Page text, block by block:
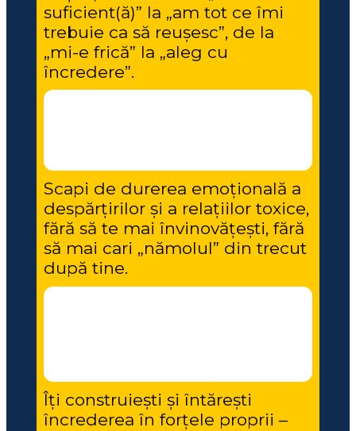
suficient(ă)” la „am tot ce îmi
trebuie ca să reușesc”, de la
„mi-e frică” la „aleg cu
încredere”.
Scapi de durerea emoțională a
despărțirilor și a relațiilor toxice,
fără să te mai învinovățești, fără
să mai cari „nămolul” din trecut
după tine.
Îți construiești și întărești
încrederea în forțele proprii –